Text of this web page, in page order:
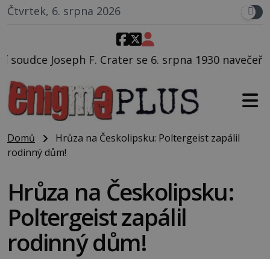
Čtvrtek, 6. srpna 2026
Crater se 6. srpna 1930 navečeří ve své
Domů
Hrůza na Českolipsku: Poltergeist zapálil
rodinný dům!
Hrůza na Českolipsku:
Poltergeist zapálil
rodinný dům!